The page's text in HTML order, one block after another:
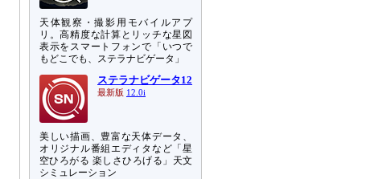
天体観察・撮影用モバイルアプ
リ。高精度な計算とリッチな星図
表示をスマートフォンで「いつで
もどこでも、ステラナビゲータ」
ステラナビゲータ12
最新版 12.0i
美しい描画、豊富な天体データ、
オリジナル番組エディタなど「星
空ひろがる 楽しさひろげる」天文
シミュレーション